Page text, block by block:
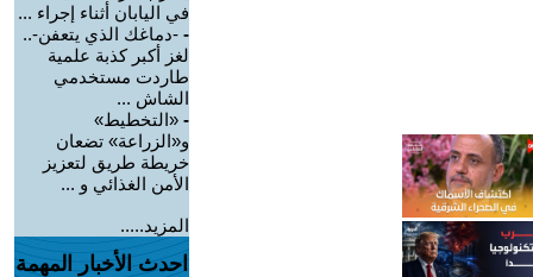
في اليابان أثناء إجراء ...
- -دماغك الذي يتعفن-..
لغز أكبر كذبة علمية
طاردت مستخدمي
الشاش ...
- «التخطيط»
و«الزراعة» تضعان
خريطة طريق لتعزيز
الأمن الغذائي و ...
المزيد.....
احدث الأخبار المهمة